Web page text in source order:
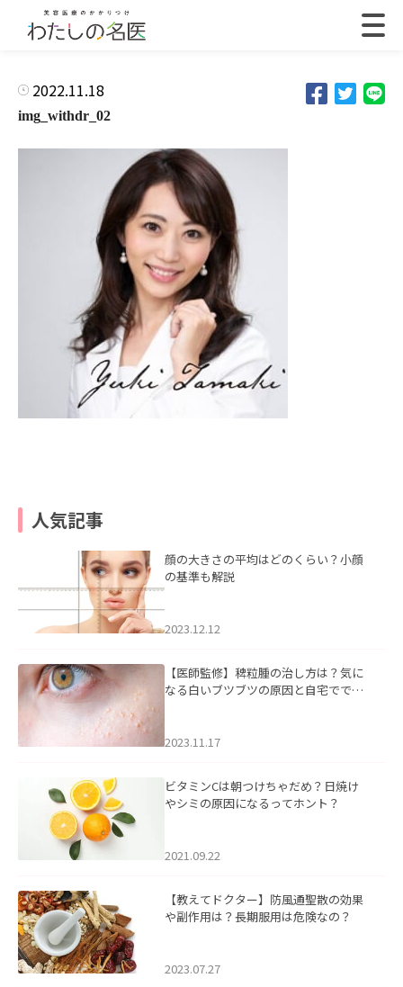
2022.11.18
img_withdr_02
人気記事
顔の大きさの平均はどのくらい？小顔
の基準も解説
2023.12.12
【医師監修】稗粒腫の治し方は？気に
なる白いブツブツの原因と自宅ででき
2023.11.17
ビタミンCは朝つけちゃだめ？日焼け
やシミの原因になるってホント？
2021.09.22
【教えてドクター】防風通聖散の効果
や副作用は？長期服用は危険なの？
2023.07.27